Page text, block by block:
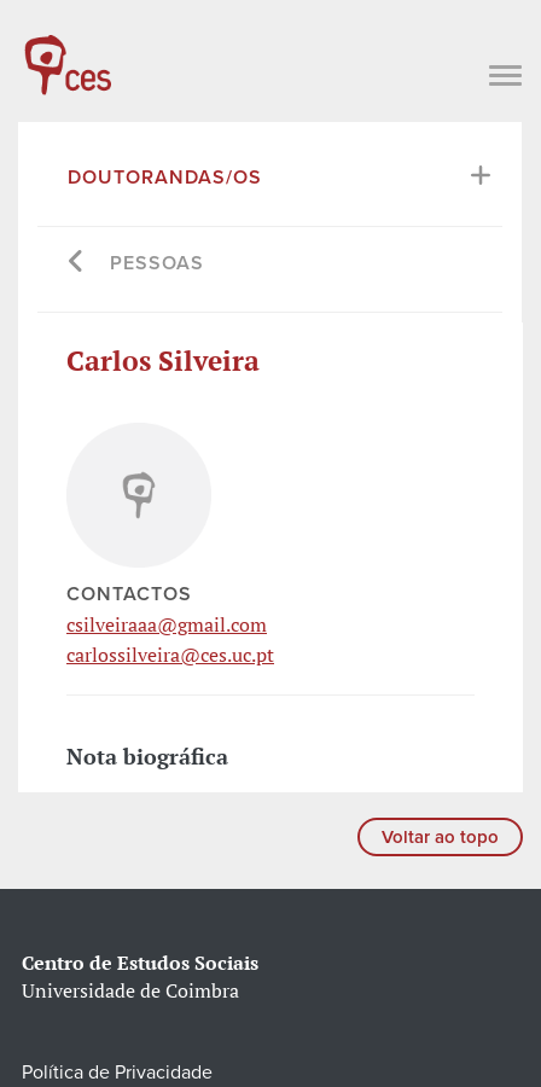
DOUTORANDAS/OS
PESSOAS
Carlos Silveira
CONTACTOS
csilveiraaa@gmail.com
carlossilveira@ces.uc.pt
Nota biográfica
Voltar ao topo
Centro de Estudos Sociais
Universidade de Coimbra
Política de Privacidade